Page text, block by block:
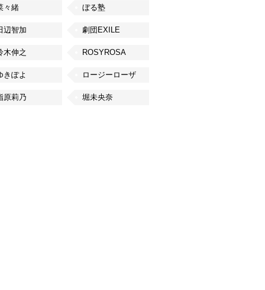
々緒 ぼる塾
辺智加 劇団EXILE
木伸之 ROSYROSA
きぽよ ロージーローザ
原莉乃 堀未央奈